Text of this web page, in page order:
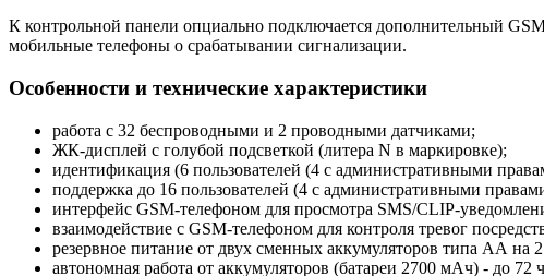
К контрольной панели опциально подключается дополнительный
мобильные телефоны о срабатывании сигнализации.
Особенности и технические характеристики
работа с 32 беспроводными и 2 проводными датчиками;
ЖК-дисплей с голубой подсветкой (литера N в маркировке);
идентификация (6 пользователей (4 с административными
поддержка до 16 пользователей (4 с административными
интерфейс GSM-телефоном для просмотра SMS/CLIP-
взаимодействие c GSM-телефоном для контроля тревог
резервное питание от двух сменных аккумуляторов типа АА на
автономная работа от аккумуляторов (батареи 2700 мАч) - до 72